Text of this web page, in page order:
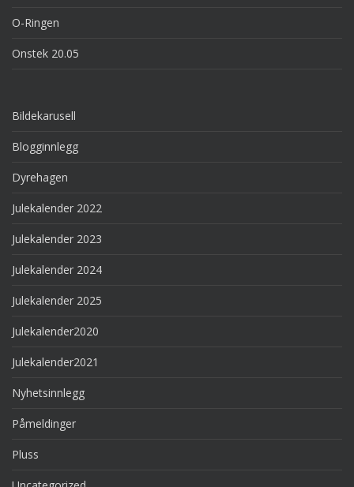
O-Ringen
Onstek 20.05
Bildekarusell
Blogginnlegg
Dyrehagen
Julekalender 2022
Julekalender 2023
Julekalender 2024
Julekalender 2025
Julekalender2020
Julekalender2021
Nyhetsinnlegg
Påmeldinger
Pluss